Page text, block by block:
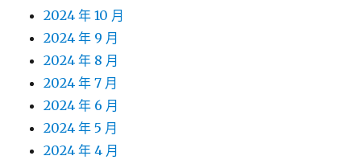
2024 年 10 月
2024 年 9 月
2024 年 8 月
2024 年 7 月
2024 年 6 月
2024 年 5 月
2024 年 4 月